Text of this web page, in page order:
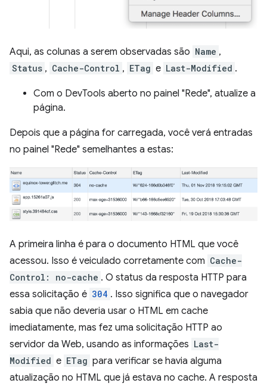
Aqui, as colunas a serem observadas são Name ,
Status , Cache-Control , ETag e Last-Modified .
Com o DevTools aberto no painel "Rede", atualize a
página.
Depois que a página for carregada, você verá entradas
no painel "Rede" semelhantes a estas:
A primeira linha é para o documento HTML que você
acessou. Isso é veiculado corretamente com Cache-
Control: no-cache . O status da resposta HTTP para
essa solicitação é 304 . Isso significa que o navegador
sabia que não deveria usar o HTML em cache
imediatamente, mas fez uma solicitação HTTP ao
servidor da Web, usando as informações Last-
Modified e ETag para verificar se havia alguma
atualização no HTML que já estava no cache. A resposta